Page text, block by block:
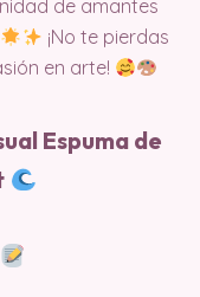
de amantes
¡No te pierdas
en arte!
Espuma de